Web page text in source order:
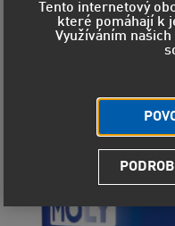
Tento internetový
které pomáhají k
Využíváním